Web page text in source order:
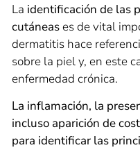
La identificación de las
cutáneases de vital
dermatitis hace
sobre la piel y, en este
enfermedad crónica.
La inflamación, la
incluso aparición de
para identificar las